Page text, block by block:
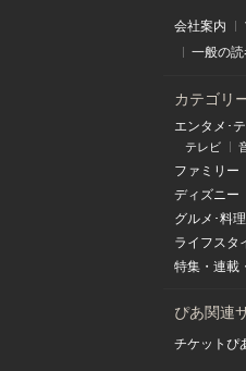
会社案内
一般の
カテゴリ
エンタメ･
テレビ
ファミリー
ディズニー
グルメ･料理
ライフスタ
特集 ・ 連載 ・
ぴあ関連
チケットぴ